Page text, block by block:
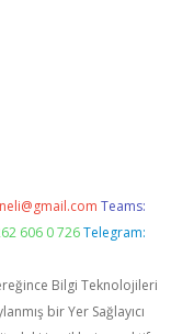
Teams:
606 0 726 Telegram:
Bilgi Teknolojileri
bir Yer Sağlayıcı